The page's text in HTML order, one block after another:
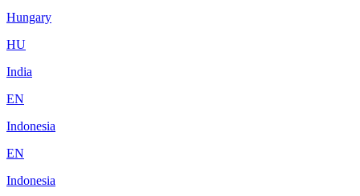
Hungary
HU
India
EN
Indonesia
EN
Indonesia